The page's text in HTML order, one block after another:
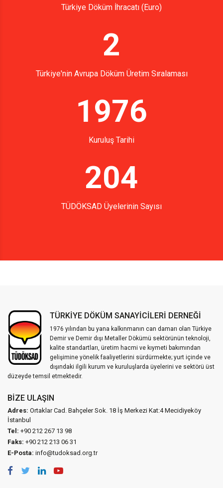
Türkiye Döküm İhracatı (Euro)
2
Türkiye'nin Avrupa Döküm Üretim Sıralaması
1976
Kuruluş Tarihi
204
TÜDÖKSAD Üyelerinin Sayısı
TÜRKİYE DÖKÜM SANAYİCİLERİ DERNEĞİ
1976 yılından bu yana kalkınmanın can damarı olan Türkiye
Demir ve Demir dışı Metaller Dökümü sektörünün teknoloji,
kalite standartları, üretim hacmi ve kıymeti bakımından
gelişimine yönelik faaliyetlerini sürdürmekte; yurt içinde ve
dışındaki ilgili kurum ve kuruluşlarda üyelerini ve sektörü üst
düzeyde temsil etmektedir.
BIZE ULAŞIN
Adres: Ortaklar Cad. Bahçeler Sok. 18 İş Merkezi Kat:4 Mecidiyeköy
İstanbul
Tel: +90 212 267 13 98
Faks: +90 212 213 06 31
E-Posta: info@tudoksad.org.tr